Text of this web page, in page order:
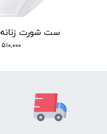
ست شورت زنانه 4 عددی اسمارا
۵۱۰,۰۰۰ تومان